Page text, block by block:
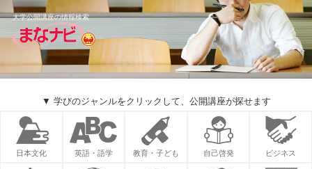
大学公開講座の情報検索
▼ 学びのジャンルをクリックして、公開講座が探せます
日本文化 英語・語学 教育・子ども 自己啓発 ビジネス